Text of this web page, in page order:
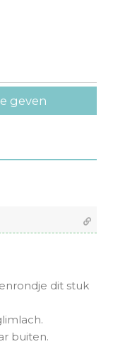
geven
dit stuk
buiten.